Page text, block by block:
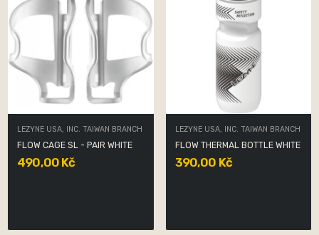
LEZYNE USA, INC. TAIWAN BRANCH
FLOW CAGE SL - PAIR WHITE
490,00 Kč
LEZYNE USA, INC. TAIWAN BRANCH
FLOW THERMAL BOTTLE WHITE
390,00 Kč